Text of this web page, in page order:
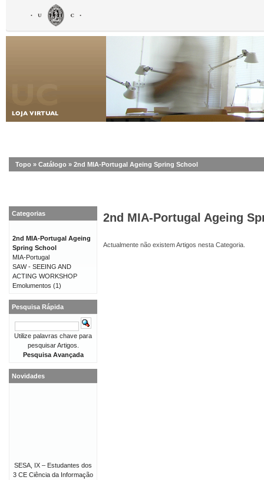
Topo » Catálogo » 2nd MIA-Portugal Ageing Spring School
2nd MIA-Portugal Ageing
Actualmente não existem Artigos nesta Categoria.
Categorias
2nd MIA-Portugal Ageing
Spring School
MIA-Portugal
SAW - SEEING AND
ACTING WORKSHOP
Emolumentos (1)
Pesquisa Rápida
Utilize palavras chave para
pesquisar Artigos.
Pesquisa Avançada
Novidades
SESA, IX – Estudantes dos
3 CE Ciência da Informação